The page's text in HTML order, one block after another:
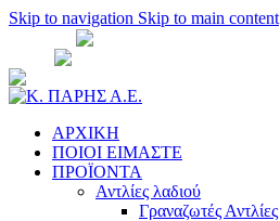
Skip to navigation Skip to main content
ΑΡΧΙΚΗ
ΠΟΙΟΙ ΕΙΜΑΣΤΕ
ΠΡΟΪΟΝΤΑ
Αντλίες λαδιού
Γραναζωτές Αντλίες